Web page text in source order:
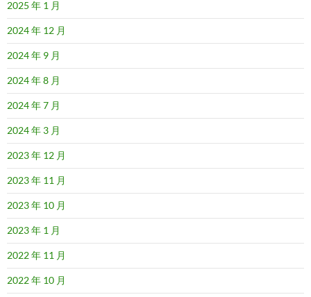
2025 年 1 月
2024 年 12 月
2024 年 9 月
2024 年 8 月
2024 年 7 月
2024 年 3 月
2023 年 12 月
2023 年 11 月
2023 年 10 月
2023 年 1 月
2022 年 11 月
2022 年 10 月